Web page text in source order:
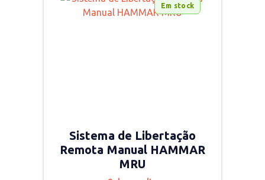
Em stock
Sistema de Libertação
Remota Manual HAMMAR
MRU